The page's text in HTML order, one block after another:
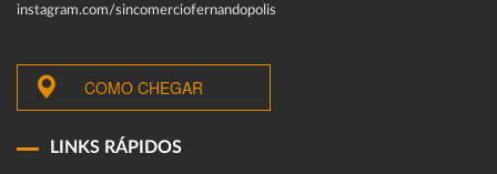
instagram.com/sincomerciofernandopolis
COMO CHEGAR
LINKS RÁPIDOS